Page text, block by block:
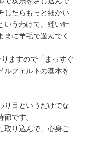
したらもっと細かい
いうわけで、縫い針
まに羊毛で遊んでく
ますので「まっすぐ
ルフェルトの基本を
り目というだけでな
です。
取り込んで、心身ご